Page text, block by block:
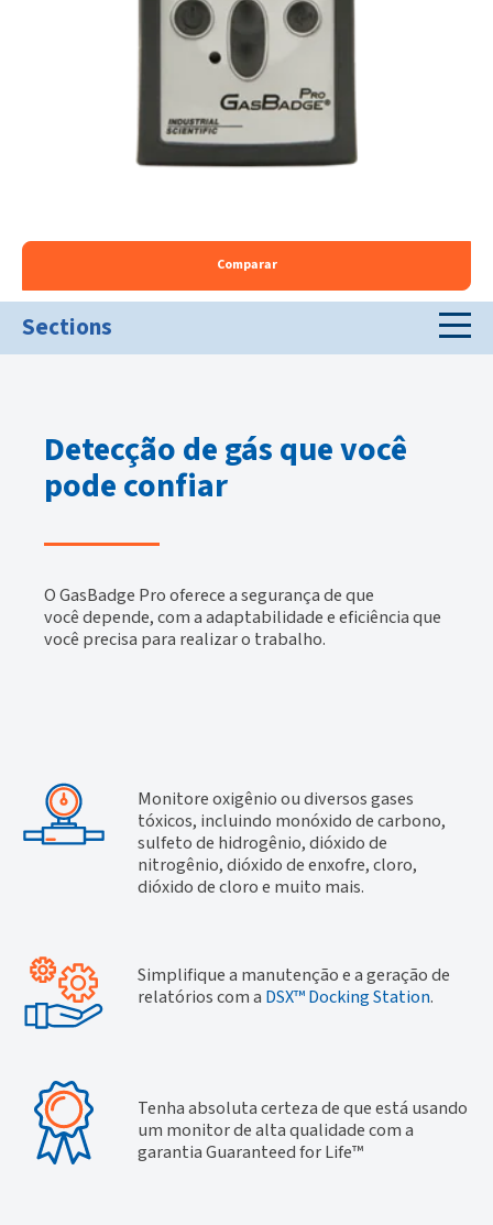
Comparar
Sections
Detecção de gás que você
pode confiar
O GasBadge Pro oferece a segurança de que
você depende, com a adaptabilidade e eficiência que
você precisa para realizar o trabalho.
Monitore oxigênio ou diversos gases
tóxicos, incluindo monóxido de carbono,
sulfeto de hidrogênio, dióxido de
nitrogênio, dióxido de enxofre, cloro,
dióxido de cloro e muito mais.
Simplifique a manutenção e a geração de
relatórios com a DSX™ Docking Station.
Tenha absoluta certeza de que está usando
um monitor de alta qualidade com a
garantia Guaranteed for Life™